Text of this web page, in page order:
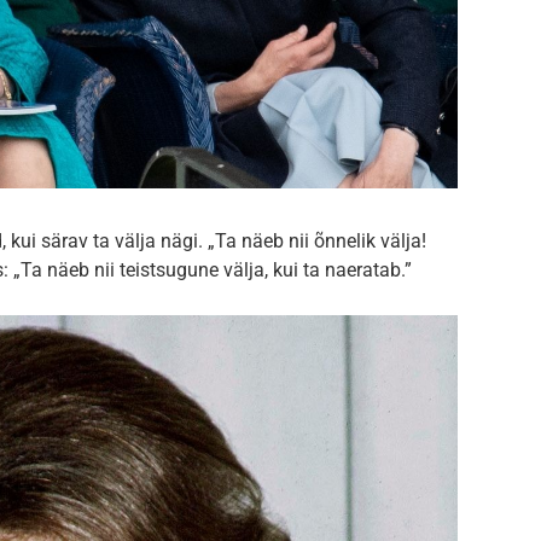
särav ta välja nägi. „Ta näeb nii õnnelik välja!
näeb nii teistsugune välja, kui ta naeratab.”